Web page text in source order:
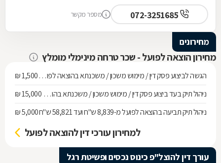
מספר מקשר
מחירונים
מחירון הוצאה לפועל - שכר טרחה מינימלי מומלץ
הגשה לביצוע פסק דין / מימוש משכון / משכנתא בהוצאה לפועל ועד חוב של 268,010 ש"ח1,500 ₪
ניהול תיק בעד ביצוע פסק דין / מימוש משכון / משכנתא בהוצאה לפועל מחוב של 268,010 ש"ח ועד 536,137 ש"ח 15,000 ₪
ניהול תיק תביעה בהוצאה לפועל מ-8,839 ש"ח ועד 58,821 ש"ח
5,000 ₪
למחירון עורכי דין להוצאה לפועל
עורך דין להוצל"פ כינוס נכסים ופשיטת רגל